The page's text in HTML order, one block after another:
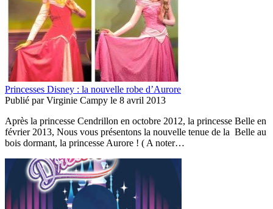
Princesses Disney : la nouvelle robe d’Aurore
Publié parVirginie Campy le 8 avril 2013
Après la princesse Cendrillon en octobre 2012, la princesse Belle en
février 2013, Nous vous présentons la nouvelle tenue de la Belle au
bois dormant, la princesse Aurore ! ( A noter…